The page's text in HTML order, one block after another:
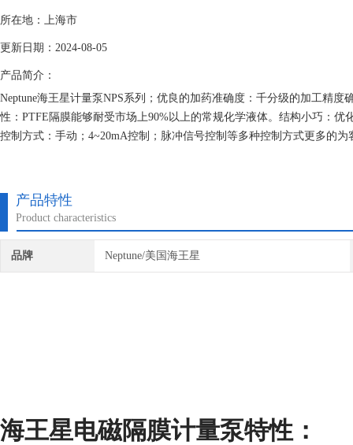
所在地：上海市
更新日期：2024-08-05
产品简介：
Neptune海王星计量泵NPS系列；优良的加药准确度：千分级的加工精
性：PTFE隔膜能够耐受市场上90%以上的常规化学液体。结构小巧：
控制方式：手动；4~20mA控制；脉冲信号控制等多种控制方式更多的为
产品特性
Product characteristics
品牌 Neptune/美国海王星
海王星电磁隔膜计量泵特性：